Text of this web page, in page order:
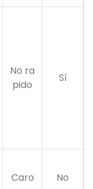
No ra
pido
Sí
Caro No